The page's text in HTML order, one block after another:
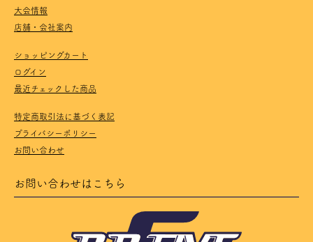
大会情報
店舗・会社案内
ショッピングカート
ログイン
最近チェックした商品
特定商取引法に基づく表記
プライバシーポリシー
お問い合わせ
お問い合わせはこちら